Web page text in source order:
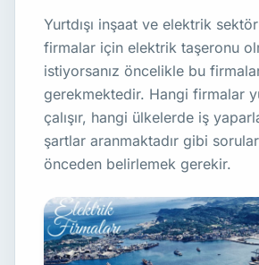
Yurtdışı inşaat ve elektrik
firmalar için elektrik taşeronu
istiyorsanız öncelikle bu
gerekmektedir. Hangi firmalar
çalışır, hangi ülkelerde iş
şartlar aranmaktadır gibi
önceden belirlemek gerekir.